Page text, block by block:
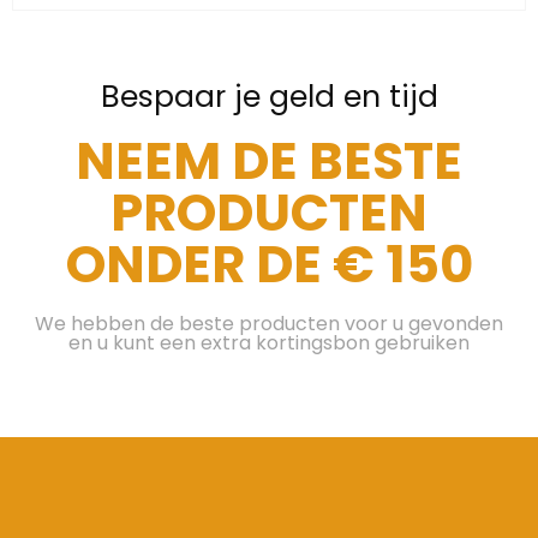
Bespaar je geld en tijd
NEEM DE BESTE
PRODUCTEN
ONDER DE € 150
We hebben de beste producten voor u gevonden
en u kunt een extra kortingsbon gebruiken